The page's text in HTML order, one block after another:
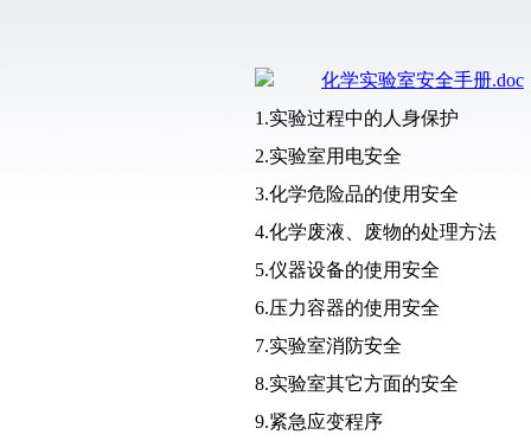
化学实验室安全手册.doc
1.实验过程中的人身保护
2.实验室用电安全
3.化学危险品的使用安全
4.化学废液、废物的处理方法
5.仪器设备的使用安全
6.压力容器的使用安全
7.实验室消防安全
8.实验室其它方面的安全
9.紧急应变程序